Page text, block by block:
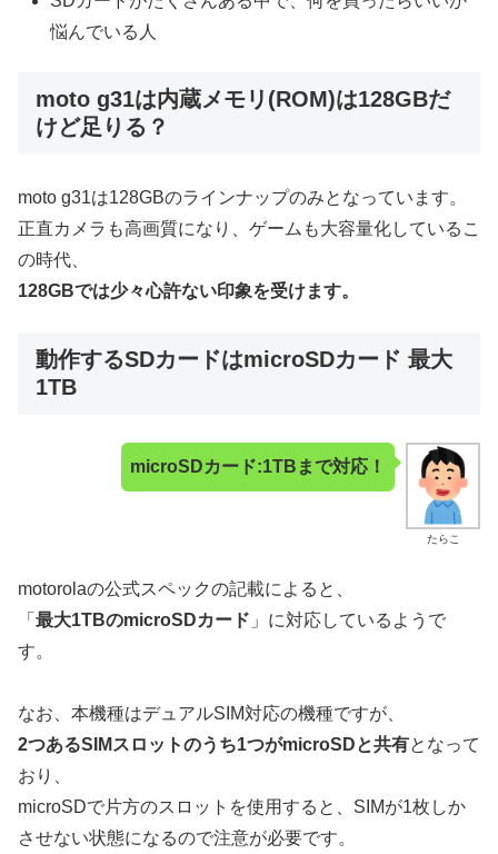
悩んでいる人
moto g31は内蔵メモリ(ROM)は128GBだ
けど足りる？
moto g31は128GBのラインナップのみとなっています。
正直カメラも高画質になり、ゲームも大容量化しているこ
の時代、
128GBでは少々心許ない印象を受けます。
動作するSDカードはmicroSDカード 最大
1TB
たらこ
microSDカード:1TBまで対応！
motorolaの公式スペックの記載によると、
「 最大1TBのmicroSDカード 」に対応しているようで
す。
なお、本機種はデュアルSIM対応の機種ですが、
2つあるSIMスロットのうち1つがmicroSDと共有となって
おり、
microSDで片方のスロットを使用すると、SIMが1枚しか
させない状態になるので注意が必要です。